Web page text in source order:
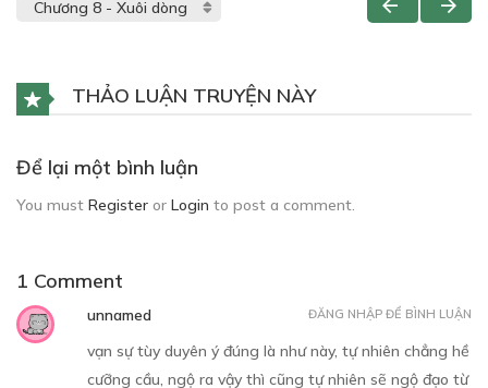
THẢO LUẬN TRUYỆN NÀY
Để lại một bình luận
You must Register or Login to post a comment.
1 Comment
unnamed
vạn sự tùy duyên ý đúng là như này, tự nhiên chẳng hề
cưỡng cầu, ngộ ra vậy thì cũng tự nhiên sẽ ngộ đạo từ
ĐĂNG NHẬP ĐỂ BÌNH LUẬN